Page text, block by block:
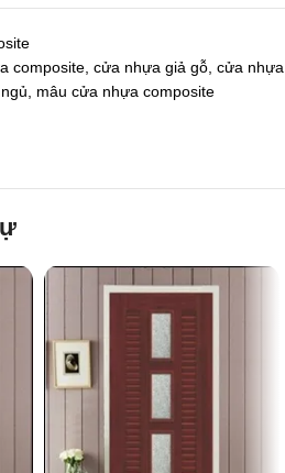
composite cửa nhựa giả gỗ cửa nhựa
mâu cửa nhựa composite